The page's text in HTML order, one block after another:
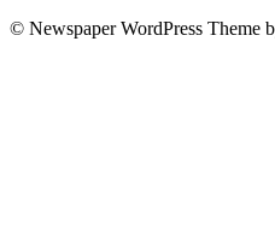
© Newspaper WordPress Theme